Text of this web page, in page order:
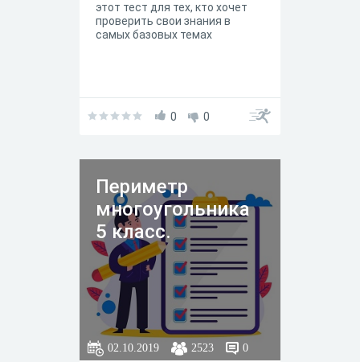
этот тест для тех, кто хочет
проверить свои знания в
самых базовых темах
0 0
Периметр
многоугольника
5 класс.
02.10.2019 2523 0